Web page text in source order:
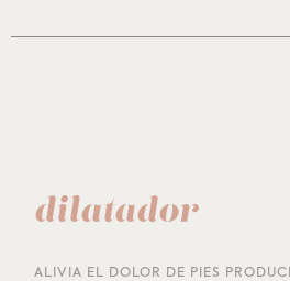
dilatador
ALIVIA EL DOLOR DE PIES